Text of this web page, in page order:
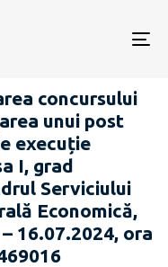
concursului
unui post
execuție
I, grad
Serviciului
Economică,
16.07.2024, ora